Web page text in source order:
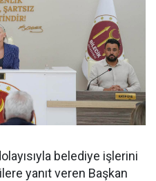
belediye işlerini
yanıt veren Başkan